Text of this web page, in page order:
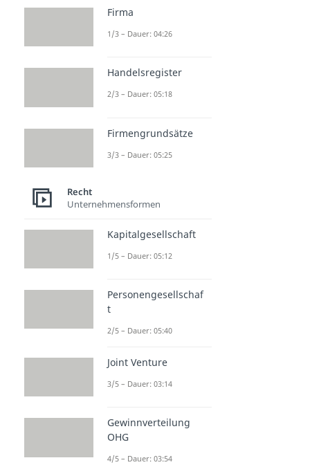
Firma
1/3 – Dauer: 04:26
Handelsregister
2/3 – Dauer: 05:18
Firmengrundsätze
3/3 – Dauer: 05:25
Recht
Unternehmensformen
Kapitalgesellschaft
1/5 – Dauer: 05:12
Personengesellschaf
t
2/5 – Dauer: 05:40
Joint Venture
3/5 – Dauer: 03:14
Gewinnverteilung
OHG
4/5 – Dauer: 03:54